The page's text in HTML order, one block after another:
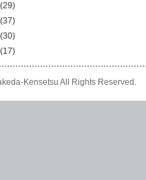
(29)
(37)
(30)
(17)
Kensetsu All Rights